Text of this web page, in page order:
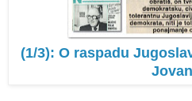
(1/3): O raspadu